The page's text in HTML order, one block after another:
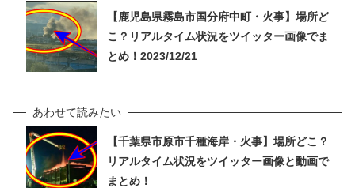
【鹿児島県霧島市国分府中町・火事】場所ど
こ？リアルタイム状況をツイッター画像でま
とめ！2023/12/21
【千葉県市原市千種海岸・火事】場所どこ？
リアルタイム状況をツイッター画像と動画で
まとめ！